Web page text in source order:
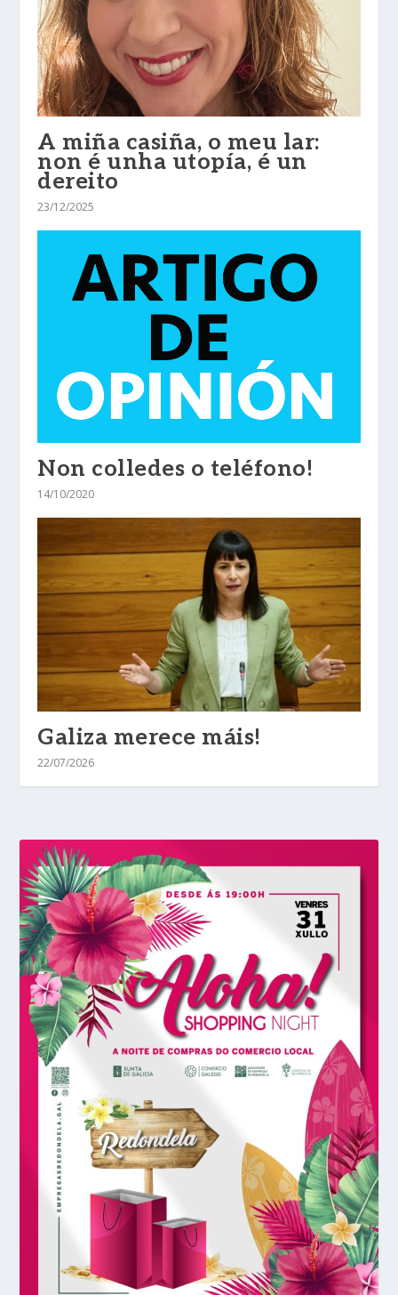
A miña casiña, o meu lar:
non é unha utopía, é un
dereito
23/12/2025
Non colledes o teléfono!
14/10/2020
Galiza merece máis!
22/07/2026